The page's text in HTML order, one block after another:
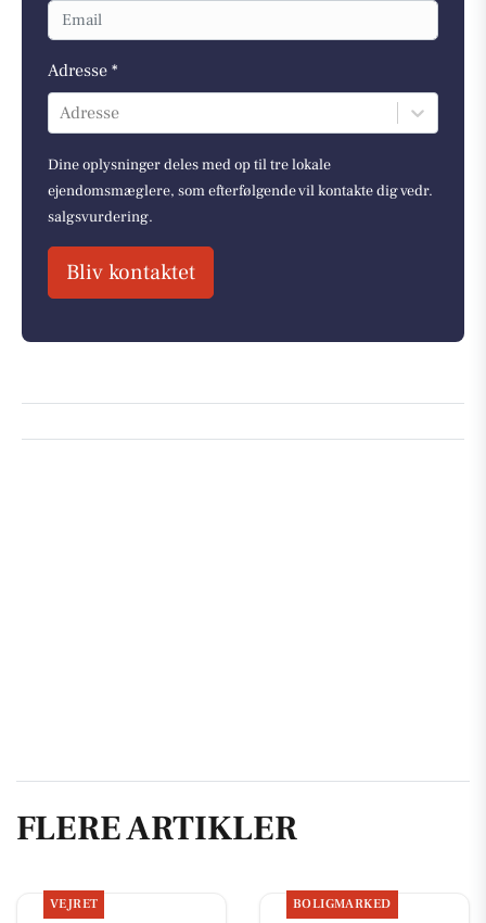
Adresse *
Adresse
Dine oplysninger deles med op til tre lokale
ejendomsmæglere, som efterfølgende vil kontakte dig vedr.
salgsvurdering.
Bliv kontaktet
FLERE ARTIKLER
VEJRET BOLIGMARKED